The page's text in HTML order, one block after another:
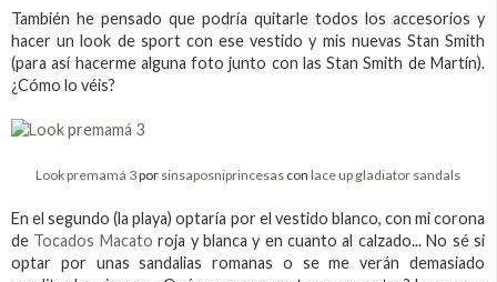
También he pensado que podría quitarle todos los accesorios y
hacer un look de sport con ese vestido y mis nuevas Stan Smith
(para así hacerme alguna foto junto con las Stan Smith de Martín).
¿Cómo lo véis?
Look premamá 3por sinsaposniprincesas con lace up gladiator sandals
En el segundo (la playa) optaría por el vestido blanco, con mi corona
de Tocados Macato roja y blanca y en cuanto al calzado... No sé si
optar por unas sandalias romanas o se me verán demasiado